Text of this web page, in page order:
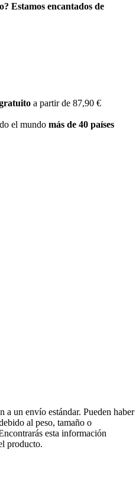
Estamos encantados de
a partir de 87,90 €
el mundo más de 40 países
a un envío estándar. Pueden haber
al peso, tamaño o
esta información
producto.